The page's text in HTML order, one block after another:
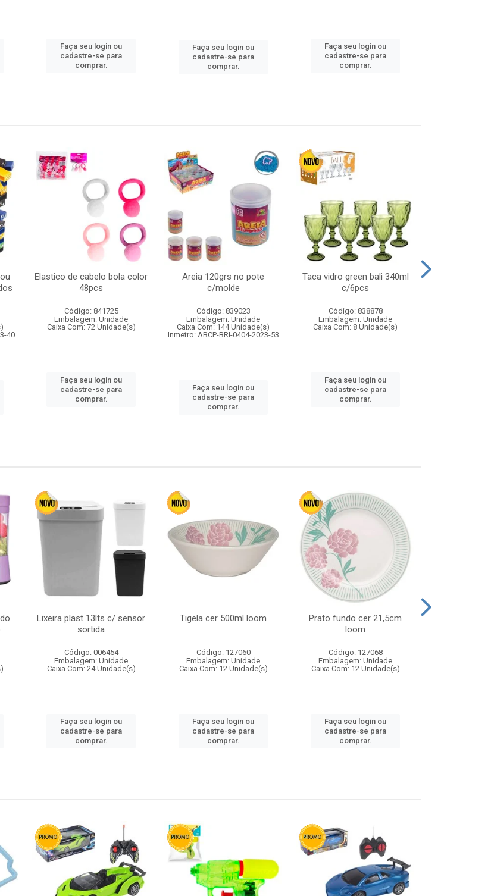
Faça seu login ou
cadastre-se para
comprar.
Faça seu login ou
cadastre-se para
comprar.
Faça seu login ou
cadastre-se para
comprar.
40
Elastico de cabelo bola color
48pcs
Código: 841725
Embalagem: Unidade
Caixa Com: 72 Unidade(s)
Faça seu login ou
cadastre-se para
comprar.
Areia 120grs no pote
c/molde
Código: 839023
Embalagem: Unidade
Caixa Com: 144 Unidade(s)
Inmetro: ABCP-BRI-0404-2023-53
Faça seu login ou
cadastre-se para
comprar.
Taca vidro green bali 340ml
c/6pcs
Código: 838878
Embalagem: Unidade
Caixa Com: 8 Unidade(s)
Faça seu login ou
cadastre-se para
comprar.
Lixeira plast 13lts c/ sensor
sortida
Código: 006454
Embalagem: Unidade
Caixa Com: 24 Unidade(s)
Faça seu login ou
cadastre-se para
comprar.
Tigela cer 500ml loom
Código: 127060
Embalagem: Unidade
Caixa Com: 12 Unidade(s)
Faça seu login ou
cadastre-se para
comprar.
Prato fundo cer 21,5cm
loom
Código: 127068
Embalagem: Unidade
Caixa Com: 12 Unidade(s)
Faça seu login ou
cadastre-se para
comprar.